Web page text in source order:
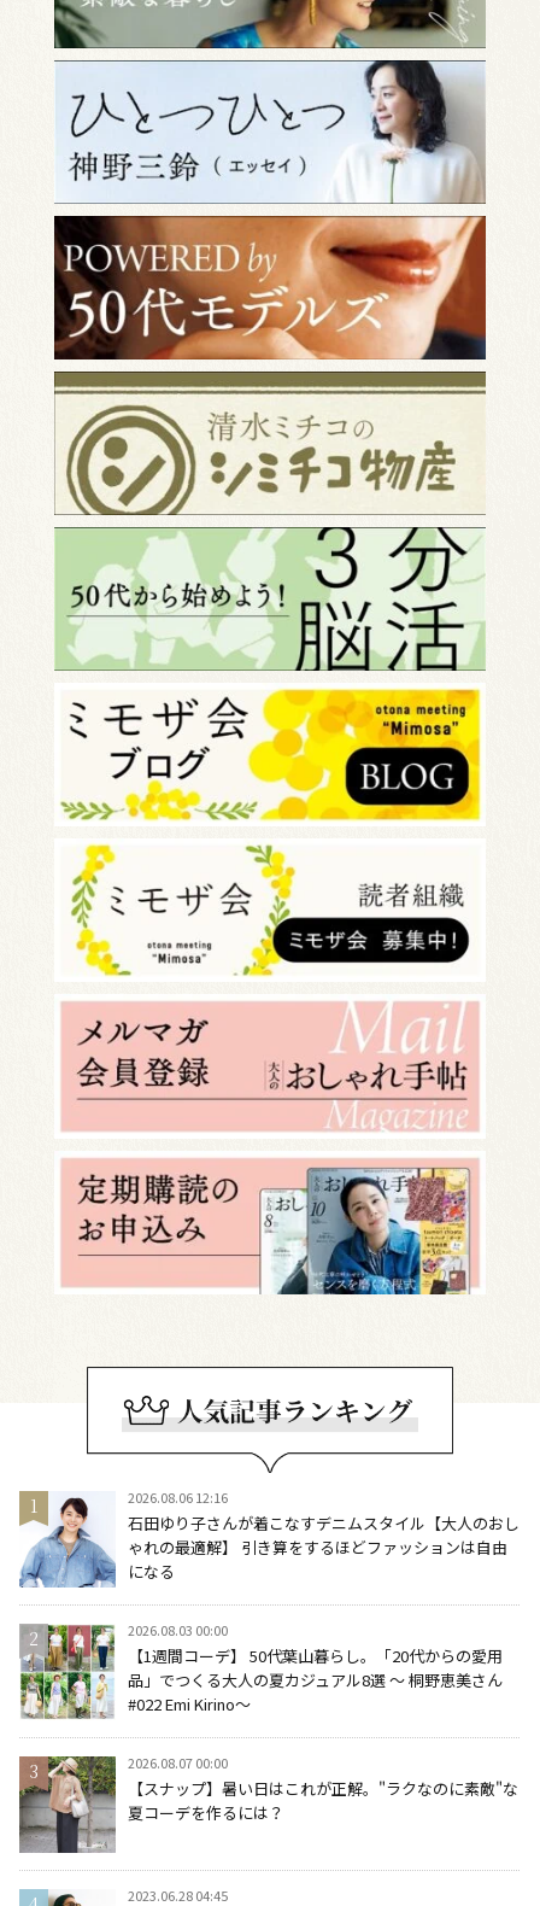
2026.08.06 12:16
石田ゆり子さんが着こなすデニムスタイル【大人のおし
ゃれの最適解】 引き算をするほどファッションは自由
になる
2026.08.03 00:00
【1週間コーデ】 50代葉山暮らし。「20代からの愛用
品」でつくる大人の夏カジュアル8選 ～ 桐野恵美さん
#022 Emi Kirino～
2026.08.07 00:00
【スナップ】暑い日はこれが正解。"ラクなのに素敵"な
夏コーデを作るには？
2023.06.28 04:45